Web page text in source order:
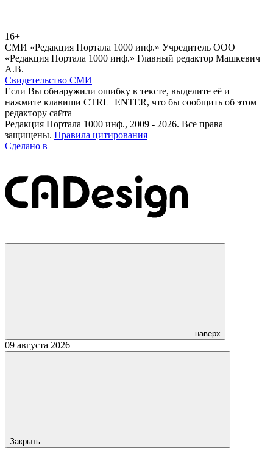
16+
СМИ «Редакция Портала 1000 инф.» Учредитель ООО
«Редакция Портала 1000 инф.» Главный редактор Машкевич
А.В.
Свидетельство СМИ
Если Вы обнаружили ошибку в тексте, выделите её и
нажмите клавиши CTRL+ENTER, что бы сообщить об этом
редактору сайта
Редакция Портала 1000 инф., 2009 - 2026. Все права
защищены. Правила цитирования
Сделано в
наверх
09 августа 2026
Закрыть